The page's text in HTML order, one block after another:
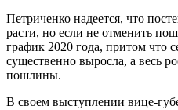
Петриченко надеется, что
расти, но если не отменить
график 2020 года, притом что
существенно выросла, а весь
пошлины.
В своем выступлении вице-